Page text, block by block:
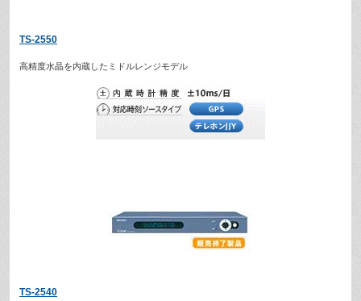
TS-2550
高精度水晶を内蔵したミドルレンジモデル
TS-2540